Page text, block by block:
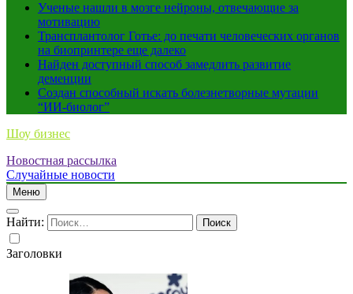
Ученые нашли в мозге нейроны, отвечающие за
мотивацию
Трансплантолог Готье: до печати человеческих органов
на биопринтере еще далеко
Найден доступный способ замедлить развитие
деменции
Создан способный искать болезнетворные мутации
“ИИ-биолог”
Шоу бизнес
Новостная рассылка
Случайные новости
Меню
Найти:
Заголовки